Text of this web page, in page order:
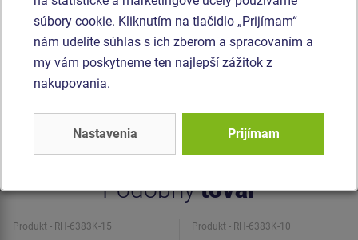
HERKULES (16 mm lana z polypropylénu s vnútorným
oceľovým jadrom). Sedadlo Baby je vyrobené z gumy a je
vystužené hliníkovou vložkou. Sedadlo „Hniezdo” je
vyrobené z polypropylénového lana z vysoko pevnostného
vlákna. Reťaze sú nerezové, čím sa docieli veľmi výrazného
predĺženia ich životnosti. Všetok spojovací materiál je
pozinkovaný alebo nerezový.
Podobnýtovar
Produkt - RH-6383K-15 Produkt - RH-6383K-10
súbory cookie. Kliknutím na tlačidlo „Prijímam“
nám udelíte súhlas s ich zberom a spracovaním a
my vám poskytneme ten najlepší zážitok z
nakupovania.
Nastavenia Prijímam